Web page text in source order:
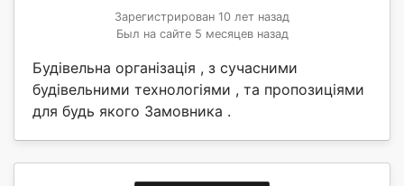
Зарегистрирован 10 лет назад
Был на сайте 5 месяцев назад
Будівельна організація , з сучасними
будівельними технологіями , та пропозиціями
для будь якого Замовника .